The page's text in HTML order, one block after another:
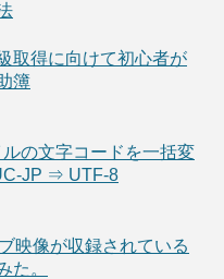
取得に向けて初心者が
簿
ルの文字コードを一括変
JP ⇒ UTF-8
映像が収録されている
た。